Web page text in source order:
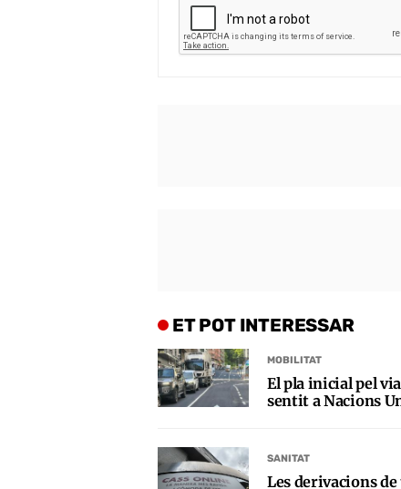
ET POT INTERESSAR
MOBILITAT
El pla inicial pel
sentit a Nacions
SANITAT
Les derivacions